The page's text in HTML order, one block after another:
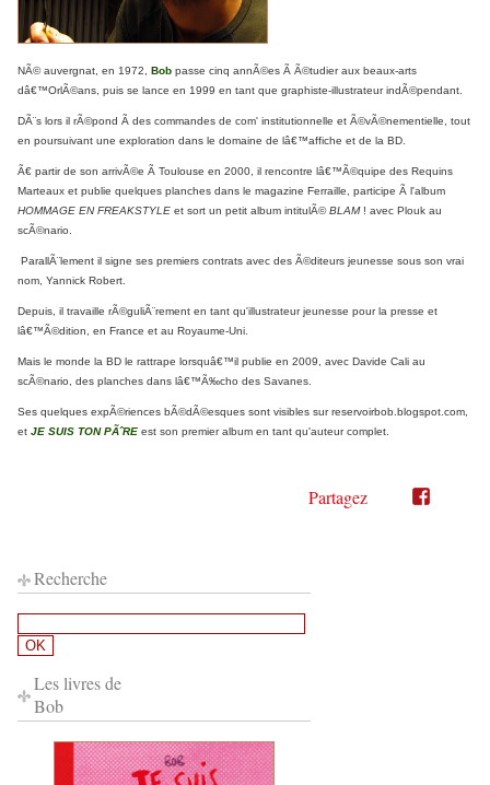
NÃ© auvergnat, en 1972, Bob passe cinq annÃ©es Ã Ã©tudier aux beaux-arts
dâ€™OrlÃ©ans, puis se lance en 1999 en tant que graphiste-illustrateur indÃ©pendant.
DÃ¨s lors il rÃ©pond Ã des commandes de com' institutionnelle et Ã©vÃ©nementielle, tout
en poursuivant une exploration dans le domaine de lâ€™affiche et de la BD.
Ã€ partir de son arrivÃ©e Ã Toulouse en 2000, il rencontre lâ€™Ã©quipe des Requins
Marteaux et publie quelques planches dans le magazine Ferraille, participe Ã l'album
HOMMAGE EN FREAKSTYLE et sort un petit album intitulÃ©BLAM! avec Plouk au
scÃ©nario.
ParallÃ¨lement il signe ses premiers contrats avec des Ã©diteurs jeunesse sous son vrai
nom, Yannick Robert.
Depuis, il travaille rÃ©guliÃ¨rement en tant qu'illustrateur jeunesse pour la presse et
lâ€™Ã©dition, en France et au Royaume-Uni.
Mais le monde la BD le rattrape lorsquâ€™il publie en 2009, avec Davide Cali au
scÃ©nario, des planches dans lâ€™Ã‰cho des Savanes.
Ses quelques expÃ©riences bÃ©dÃ©esques sont visibles sur reservoirbob.blogspot.com,
et JE SUIS TON PÃˆRE est son premier album en tant qu'auteur complet.
Partagez
Partager
Partager
Recherche
Les livres de
Bob